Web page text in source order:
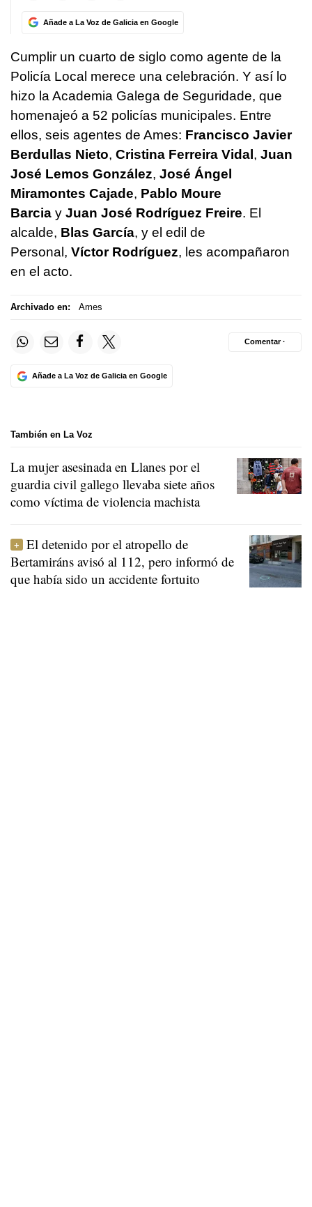
Añade a La Voz de Galicia en Google
Cumplir un cuarto de siglo como agente de la
Policía Local merece una celebración. Y así lo
hizo la Academia Galega de Seguridade, que
homenajeó a 52 policías municipales. Entre
ellos, seis agentes de Ames: Francisco Javier
Berdullas Nieto, Cristina Ferreira Vidal, Juan
José Lemos González, José Ángel
Miramontes Cajade, Pablo Moure
Barcia y Juan José Rodríguez Freire. El
alcalde, Blas García, y el edil de
Personal, Víctor Rodríguez, les acompañaron
en el acto.
Archivado en: Ames
Añade a La Voz de Galicia en Google
Comentar ·
También en La Voz
La mujer asesinada en Llanes por el
guardia civil gallego llevaba siete años
como víctima de violencia machista
El detenido por el atropello de
Bertamiráns avisó al 112, pero informó de
que había sido un accidente fortuito